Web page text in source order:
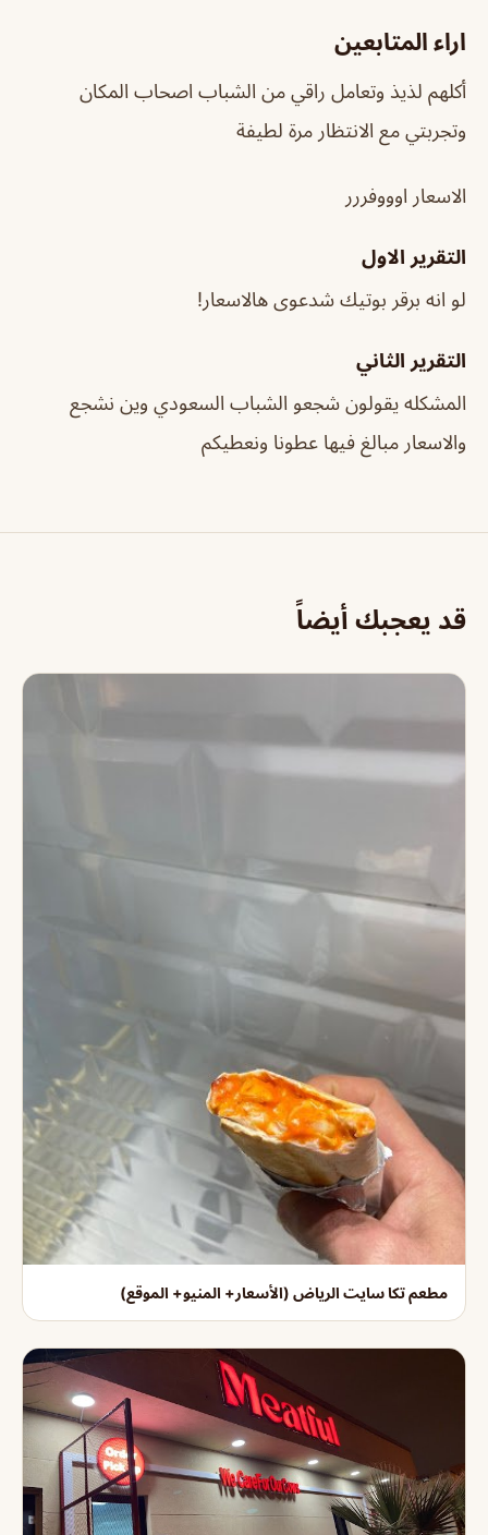
اراء المتابعين
أكلهم لذيذ وتعامل راقي من الشباب اصحاب المكان
وتجربتي مع الانتظار مرة لطيفة
الاسعار اوووفررر
التقرير الاول
لو انه برقر بوتيك شدعوى هالاسعار!
التقرير الثاني
المشكله يقولون شجعو الشباب السعودي وين نشجع
والاسعار مبالغ فيها عطونا ونعطيكم
قد يعجبك أيضاً
مطعم تكا سايت الرياض (الأسعار+ المنيو+ الموقع)